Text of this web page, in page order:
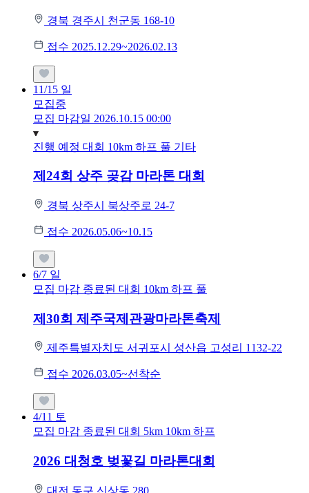
경북 경주시 천군동 168-10
접수 2025.12.29~2026.02.13
11/15 일
모집중
모집 마감일 2026.10.15 00:00
진행 예정 대회 10km 하프 풀 기타
제24회 상주 곶감 마라톤 대회
경북 상주시 북상주로 24-7
접수 2026.05.06~10.15
6/7 일
모집 마감 종료된 대회 10km 하프 풀
제30회 제주국제관광마라톤축제
제주특별자치도 서귀포시 성산읍 고성리 1132-22
접수 2026.03.05~선착순
4/11 토
모집 마감 종료된 대회 5km 10km 하프
2026 대청호 벚꽃길 마라톤대회
대전 동구 신상동 280